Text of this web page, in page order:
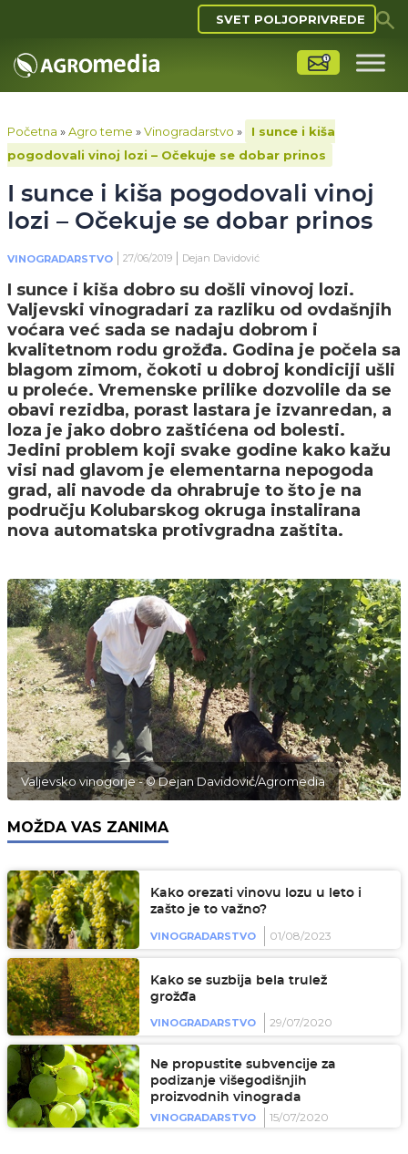
SVET POLJOPRIVREDE
Početna »Agro teme »Vinogradarstvo »
I sunce i kiša
pogodovali vinoj lozi – Očekuje se dobar prinos
I sunce i kiša pogodovali vinoj
lozi – Očekuje se dobar prinos
VINOGRADARSTVO 27/06/2019 Dejan Davidović
I sunce i kiša dobro su došli vinovoj lozi.
Valjevski vinogradari za razliku od ovdašnjih
voćara već sada se nadaju dobrom i
kvalitetnom rodu grožđa. Godina je počela sa
blagom zimom, čokoti u dobroj kondiciji ušli
u proleće. Vremenske prilike dozvolile da se
obavi rezidba, porast lastara je izvanredan, a
loza je jako dobro zaštićena od bolesti.
Jedini problem koji svake godine kako kažu
visi nad glavom je elementarna nepogoda
grad, ali navode da ohrabruje to što je na
području Kolubarskog okruga instalirana
nova automatska protivgradna zaštita.
Valjevsko vinogorje - © Dejan Davidović/Agromedia
MOŽDA VAS ZANIMA
Kako orezati vinovu lozu u leto i
zašto je to važno?
VINOGRADARSTVO 01/08/2023
Kako se suzbija bela trulež
grožđa
VINOGRADARSTVO 29/07/2020
Ne propustite subvencije za
podizanje višegodišnjih
proizvodnih vinograda
VINOGRADARSTVO
15/07/2020